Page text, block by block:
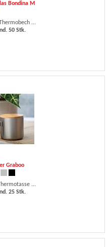
Bondina M
...
50 Stk.
Graboo
...
25 Stk.